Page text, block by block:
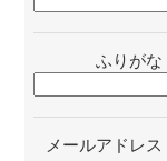
ふりがな
メールアドレス